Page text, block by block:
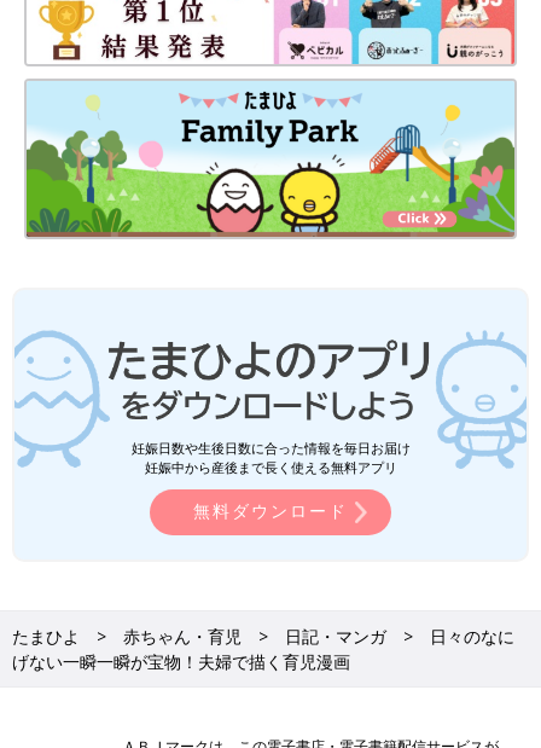
妊娠日数や生後日数に合った情報を毎日お届け
妊娠中から産後まで長く使える無料アプリ
無料ダウンロード
たまひよ 赤ちゃん・育児 日記・マンガ
日々のなに
げない一瞬一瞬が宝物！夫婦で描く育児漫画